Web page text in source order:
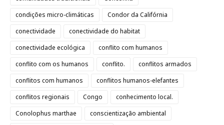
condições micro-climáticas
Condor da Califórnia
conectividade
conectividade do habitat
conectividade ecológica
conflito com humanos
conflito com os humanos
conflito.
conflitos armados
conflitos com humanos
conflitos humanos-elefantes
conflitos regionais
Congo
conhecimento local.
Conolophus marthae
conscientização ambiental